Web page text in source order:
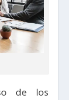
de los